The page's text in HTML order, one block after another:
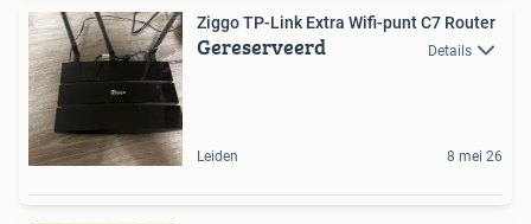
Ziggo TP-Link Extra Wifi-punt C7 Router
Gereserveerd Details
Leiden 8 mei 26